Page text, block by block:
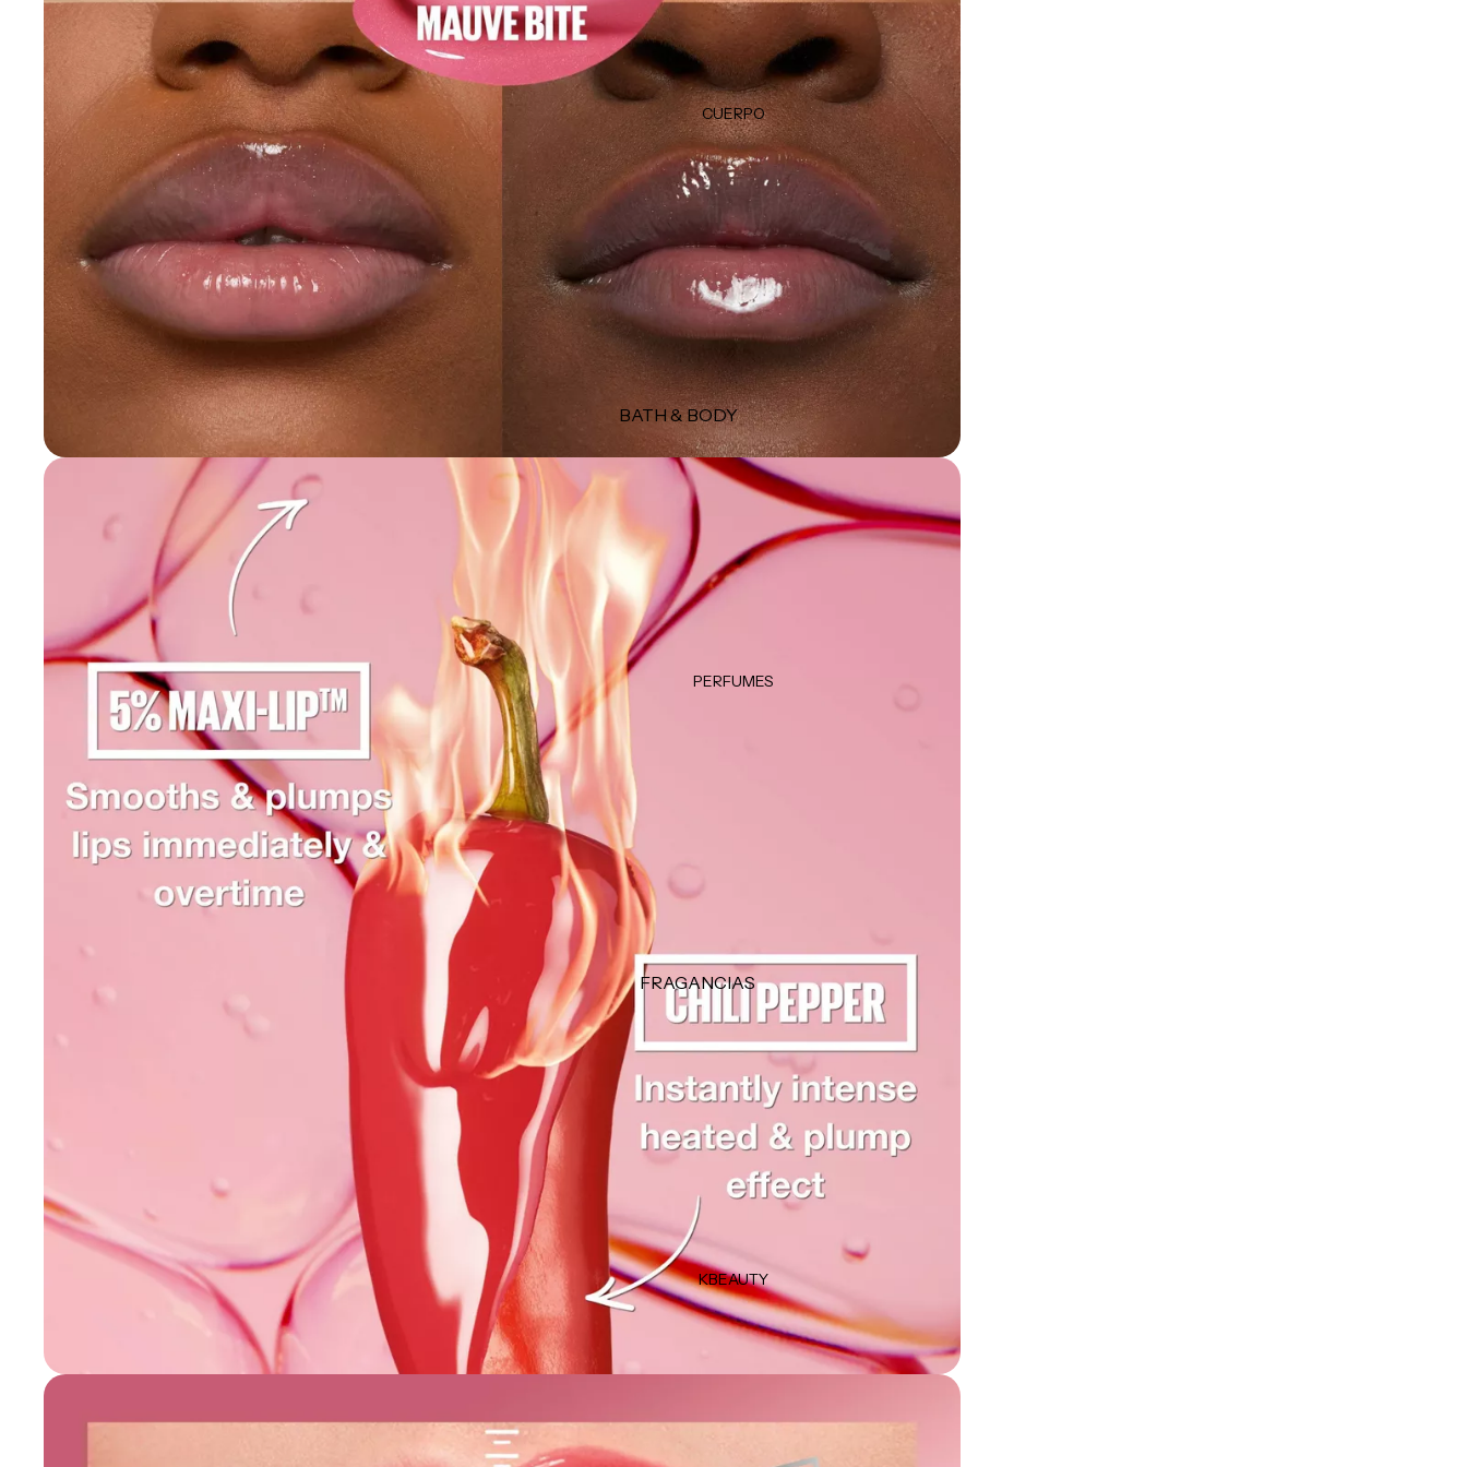
Plumpers
Bálsamos
Delineadores
HERRAMIENTAS
Estuches
Esponjas
Brochas
Accesorios
TRATAMIENTOS &
MASCARILLAS
Tratamientos
Protectores térmicos
Tintes & Retocadores de raíz
Productos para peinado
MISCELÁNEOS
Perfumes
Cepillos
Accesorios
MARCAS POPULARES
Olaplex
K18
Color WOW
Moroccanoil
CUERPO
BATH & BODY
Jabones y geles
Exfoliantes
Desodorantes
Accesorios
LOCIONES E HIDRATANTES
Hidratantes
Tratamientos
MAQUILLAJE CORPORAL
Autobronceadores
Bronzers e iluminadores
FRAGANCIAS
Brumas y splashs
Velas y ambientadores
CUIDADO
Suplementos
Productos de afeitar
Uñas
PERFUMES
FRAGANCIAS
Perfumes para damas
Perfume para caballeros
Perfumes para el cabello
Minis
TIPO DE FRAGANCIA
Eau de Parfum
Eau de Toilette
Body Mist
MARCAS POPULARES
Dolce & Gabbana
KBEAUTY